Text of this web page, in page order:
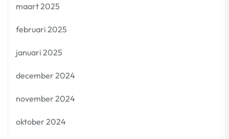
maart 2025
februari 2025
januari 2025
december 2024
november 2024
oktober 2024